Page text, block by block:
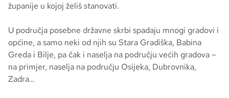
županije u kojoj želiš stanovati.
U područja posebne državne skrbi spadaju mnogi gradovi i
općine, a samo neki od njih su Stara Gradiška, Babina
Greda i Bilje, pa čak i naselja na području većih gradova –
na primjer, naselja na području Osijeka, Dubrovnika,
Zadra…